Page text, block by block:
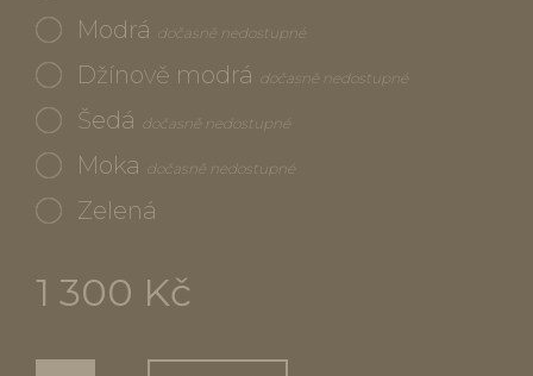
Modrá dočasně nedostupné
Džínově modrá dočasně nedostupné
Šedá dočasně nedostupné
Moka dočasně nedostupné
Zelená
1 300 Kč